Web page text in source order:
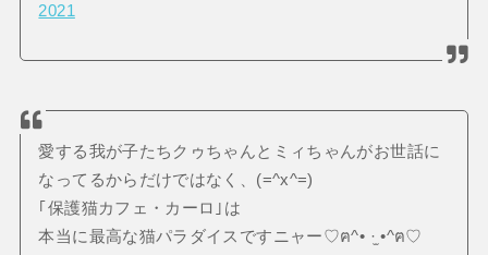
2021
愛する我が子たちクゥちゃんとミィちゃんがお世話に
なってるからだけではなく、(=^x^=)
｢保護猫カフェ・カーロ｣は
本当に最高な猫パラダイスですニャー♡ฅ^• ·̫ •^ฅ♡